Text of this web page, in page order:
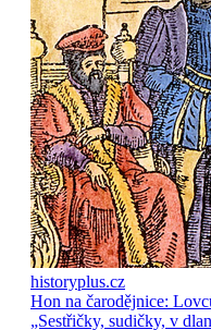
historyplus.cz
Hon na čarodějnice:
„Sestřičky, sudičky, v